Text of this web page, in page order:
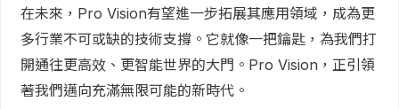
在未來，Pro Vision有望進一步拓展其應用領域，成為更
多行業不可或缺的技術支撐。它就像一把鑰匙，為我們打
開通往更高效、更智能世界的大門。Pro Vision，正引領
著我們邁向充滿無限可能的新時代。